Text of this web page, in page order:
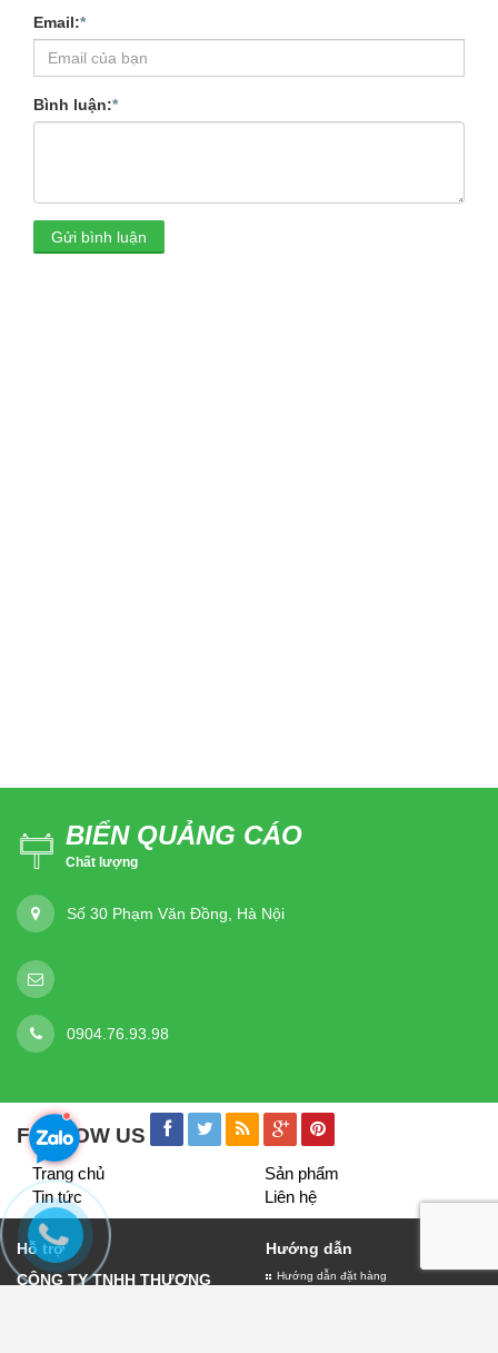
Email:*
Bình luận:*
Gửi bình luận
BIỂN QUẢNG CÁO
Chất lượng
Số 30 Phạm Văn Đồng, Hà Nội
0904.76.93.98
FOLLOW US
Trang chủ
Sản phẩm
Tin tức
Liên hệ
Hỗ trợ
CÔNG TY TNHH THƯƠNG
Hướng dẫn
Hướng dẫn đặt hàng